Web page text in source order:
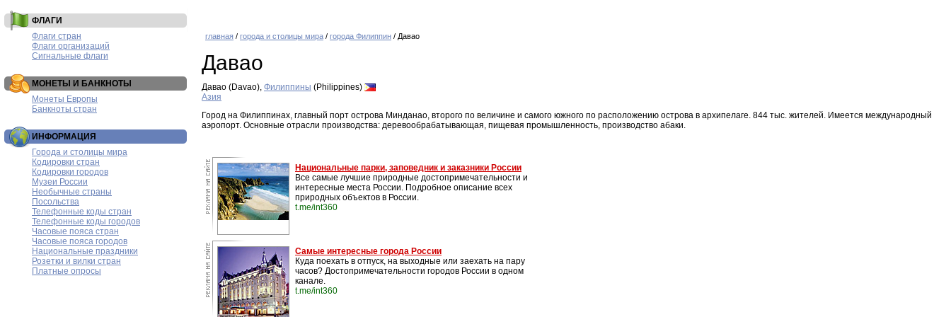
ФЛАГИ
Флаги стран
Флаги организаций
Сигнальные флаги
МОНЕТЫ И БАНКНОТЫ
Монеты Европы
Банкноты стран
ИНФОРМАЦИЯ
Города и столицы мира
Кодировки стран
Кодировки городов
Музеи России
Необычные страны
Посольства
Телефонные коды стран
Телефонные коды городов
Часовые пояса стран
Часовые пояса городов
Национальные праздники
Розетки и вилки стран
Платные опросы
главная / города и столицы мира / города Филиппин / Давао
Давао
Давао (Davao), Филиппины (Philippines)
Азия
Город на Филиппинах, главный порт острова Минданао, второго по величине и самого южного по расположению острова в архипелаге. 844 тыс. жителей. Имеется международный
аэропорт. Основные отрасли производства: деревообрабатывающая, пищевая промышленность, производство абаки.
Национальные парки, заповедник и заказники России
Все самые лучшие природные достопримечательности и
интересные места России. Подробное описание всех
природных объектов в России.
t.me/int360
Самые интересные города России
Куда поехать в отпуск, на выходные или заехать на пару
часов? Достопримечательности городов России в одном
канале.
t.me/int360